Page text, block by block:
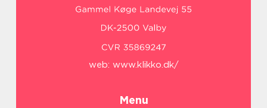
web: www.klikko.dk/
Menu